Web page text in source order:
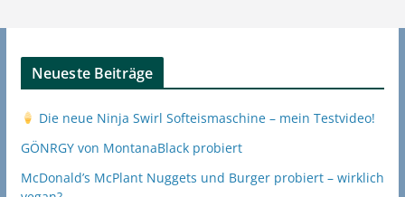
Neueste Beiträge
Die neue Ninja Swirl Softeismaschine – mein Testvideo!
GÖNRGY von MontanaBlack probiert
McDonald’s McPlant Nuggets und Burger probiert – wirklich